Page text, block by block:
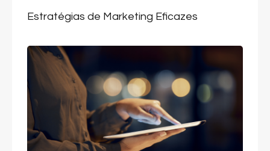
Estratégias de Marketing Eficazes